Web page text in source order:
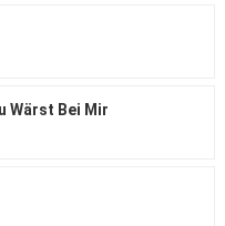
Wärst Bei Mir